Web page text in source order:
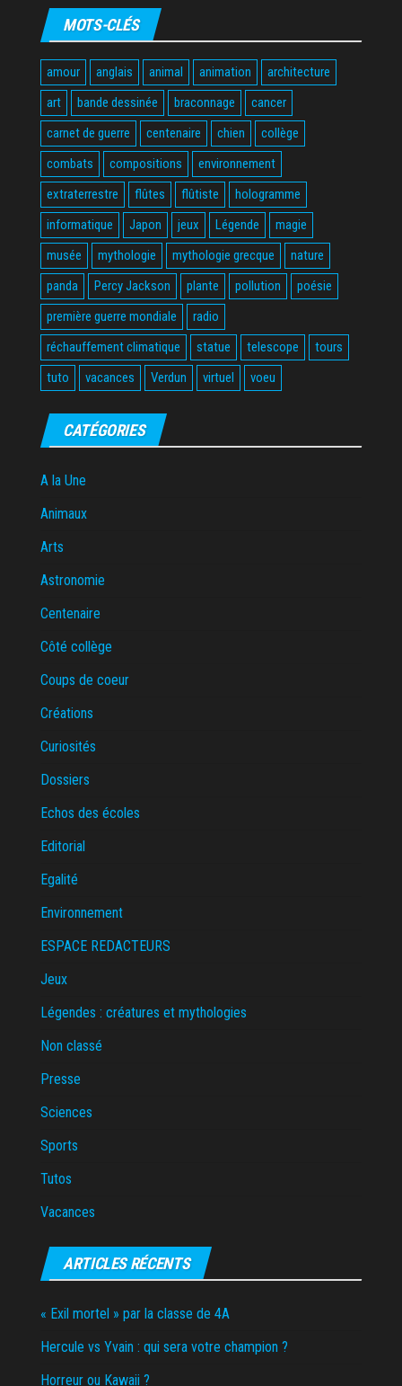
MOTS-CLÉS
amour anglais animal animation
architecture
art
bande dessinée braconnage
cancer
carnet de guerre
centenaire chien
collège
combats
compositions
environnement
extraterrestre
flûtes flûtiste
hologramme
informatique
Japon jeux Légende
magie
musée
mythologie mythologie grecque
nature
panda
Percy Jackson plante pollution
poésie
première guerre mondiale
radio
réchauffement climatique
statue telescope
tours
tuto
vacances Verdun virtuel voeu
CATÉGORIES
A la Une
Animaux
Arts
Astronomie
Centenaire
Côté collège
Coups de coeur
Créations
Curiosités
Dossiers
Echos des écoles
Editorial
Egalité
Environnement
ESPACE REDACTEURS
Jeux
Légendes : créatures et mythologies
Non classé
Presse
Sciences
Sports
Tutos
Vacances
ARTICLES RÉCENTS
« Exil mortel » par la classe de 4A
Hercule vs Yvain : qui sera votre champion ?
Horreur ou Kawaii ?